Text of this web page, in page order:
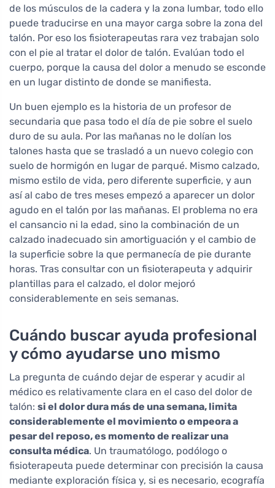
de los músculos de la cadera y la zona lumbar, todo ello
puede traducirse en una mayor carga sobre la zona del
talón. Por eso los fisioterapeutas rara vez trabajan solo
con el pie al tratar el dolor de talón. Evalúan todo el
cuerpo, porque la causa del dolor a menudo se esconde
en un lugar distinto de donde se manifiesta.
Un buen ejemplo es la historia de un profesor de
secundaria que pasa todo el día de pie sobre el suelo
duro de su aula. Por las mañanas no le dolían los
talones hasta que se trasladó a un nuevo colegio con
suelo de hormigón en lugar de parqué. Mismo calzado,
mismo estilo de vida, pero diferente superficie, y aun
así al cabo de tres meses empezó a aparecer un dolor
agudo en el talón por las mañanas. El problema no era
el cansancio ni la edad, sino la combinación de un
calzado inadecuado sin amortiguación y el cambio de
la superficie sobre la que permanecía de pie durante
horas. Tras consultar con un fisioterapeuta y adquirir
plantillas para el calzado, el dolor mejoró
considerablemente en seis semanas.
Cuándo buscar ayuda profesional
y cómo ayudarse uno mismo
La pregunta de cuándo dejar de esperar y acudir al
médico es relativamente clara en el caso del dolor de
talón: si el dolor dura más de una semana, limita
considerablemente el movimiento o empeora a
pesar del reposo, es momento de realizar una
consulta médica. Un traumatólogo, podólogo o
fisioterapeuta puede determinar con precisión la causa
mediante exploración física y, si es necesario, ecografía